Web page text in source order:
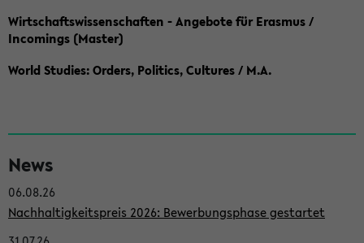
Wirtschaftswissenschaften - Angebote für Erasmus /
Incomings (Master)
World Studies: Orders, Politics, Cultures / M.A.
e
i
t
News
06.08.26
Nachhaltigkeitspreis 2026: Bewerbungsphase gestartet